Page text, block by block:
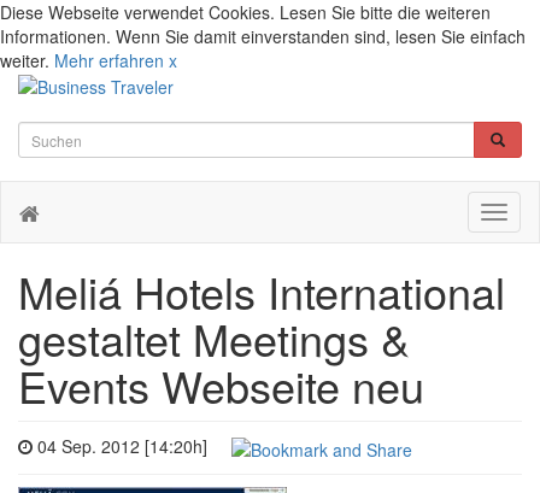
Diese Webseite verwendet Cookies. Lesen Sie bitte die weiteren
Informationen. Wenn Sie damit einverstanden sind, lesen Sie einfach
weiter. Mehr erfahren x
Meliá Hotels International
gestaltet Meetings &
Events Webseite neu
04 Sep. 2012 [14:20h]